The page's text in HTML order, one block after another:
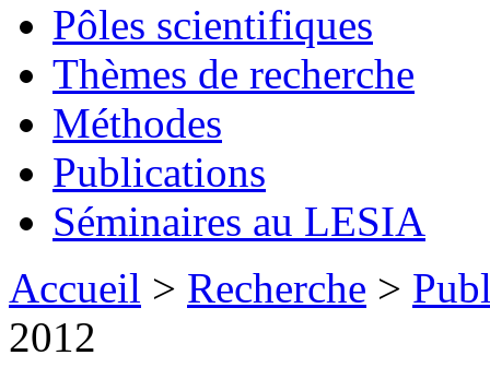
Pôles scientifiques
Thèmes de recherche
Méthodes
Publications
Séminaires au LESIA
Accueil > Recherche >
2012